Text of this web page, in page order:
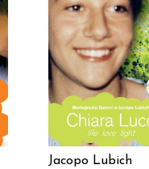
AGGIUNGI AL
CARRELLO
Jacopo Lubich